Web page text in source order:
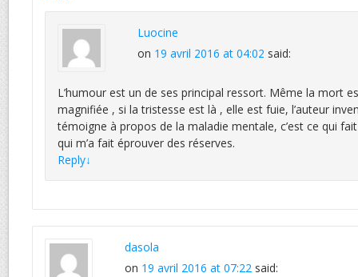
Luocine
on 19 avril 2016 at 04:02 said:
L’humour est un de ses principal ressort. Même la mort
magnifiée , si la tristesse est là , elle est fuie, l’auteur
témoigne à propos de la maladie mentale, c’est ce qui
qui m’a fait éprouver des réserves.
Reply↓
dasola
on 19 avril 2016 at 07:22 said: